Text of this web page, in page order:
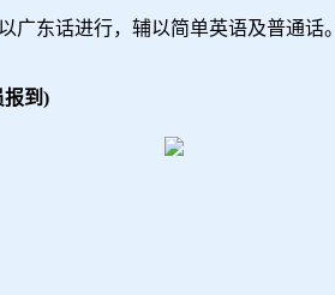
广东话进行，辅以简单英语及普通话。
报到)